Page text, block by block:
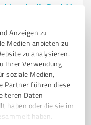
Anzeigen zu
Medien anbieten zu
zu analysieren.
Ihrer Verwendung
soziale Medien,
Partner führen diese
Daten
haben oder die sie im
haben.
Logistik GmbH
- Ihr Partner für
TRANSPORTE
FUHRPARK
(Westfalen)